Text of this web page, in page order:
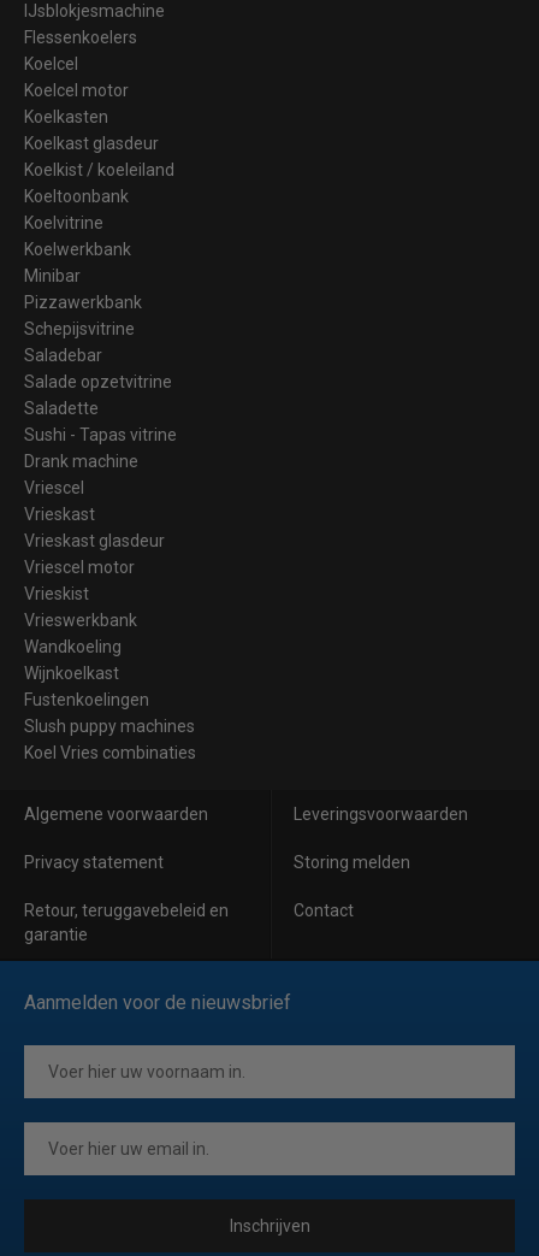
IJsblokjesmachine
Flessenkoelers
Koelcel
Koelcel motor
Koelkasten
Koelkast glasdeur
Koelkist / koeleiland
Koeltoonbank
Koelvitrine
Koelwerkbank
Minibar
Pizzawerkbank
Schepijsvitrine
Saladebar
Salade opzetvitrine
Saladette
Sushi - Tapas vitrine
Drank machine
Vriescel
Vrieskast
Vrieskast glasdeur
Vriescel motor
Vrieskist
Vrieswerkbank
Wandkoeling
Wijnkoelkast
Fustenkoelingen
Slush puppy machines
Koel Vries combinaties
Algemene voorwaarden Leveringsvoorwaarden
Privacy statement Storing melden
Retour, teruggavebeleid en
garantie
Contact
Aanmelden voor de nieuwsbrief
Inschrijven